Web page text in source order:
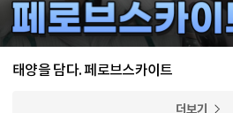
태양을 담다. 페로브스카이트
더보기